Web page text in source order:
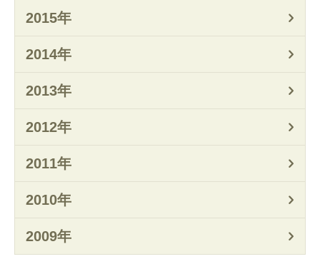
2015年
2014年
2013年
2012年
2011年
2010年
2009年